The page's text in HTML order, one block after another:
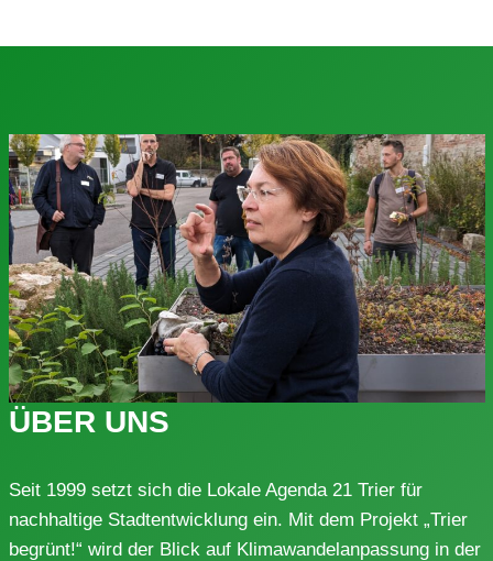
ÜBER UNS
Seit 1999 setzt sich die Lokale Agenda 21 Trier für
nachhaltige Stadtentwicklung ein. Mit dem Projekt „Trier
begrünt!“ wird der Blick auf Klimawandelanpassung in der